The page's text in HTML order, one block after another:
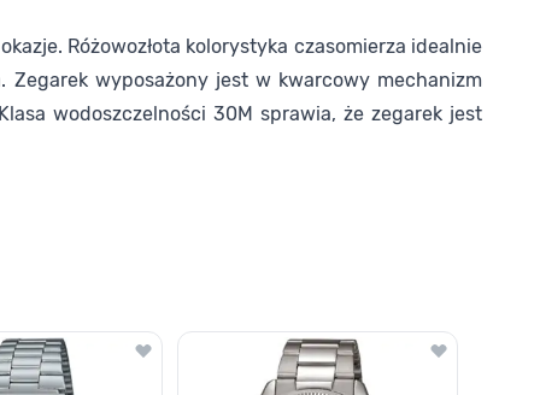
Różowozłota kolorystyka czasomierza idealnie
wyposażony jest w kwarcowy mechanizm
wodoszczelności 30M sprawia, że zegarek jest
nawigacji karuzeli za pomocą linka pomijającego.